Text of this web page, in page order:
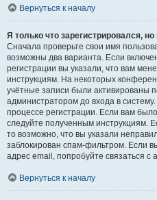
Вернуться к началу
Я только что зарегистрировался, но
Сначала проверьте свои имя
возможны два варианта. Если
регистрации вы указали, что вам
инструкциям. На некоторых
учётные записи были активированы
администратором до входа в
процессе регистрации. Если вам
следуйте полученным инструкциям.
то возможно, что вы указали
заблокирован спам-фильтром. Если
адрес email, попробуйте связаться с
Вернуться к началу